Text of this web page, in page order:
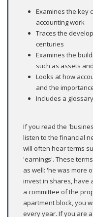
Examines the key
accounting work
Traces the
centuries
Examines the
such as assets
Looks at how
and the
Includes a
If you read the
listen to the financial
will often hear terms
'earnings'. These
as well: 'he was more
invest in shares, have
a committee of the
apartment block, you
every year. If you are